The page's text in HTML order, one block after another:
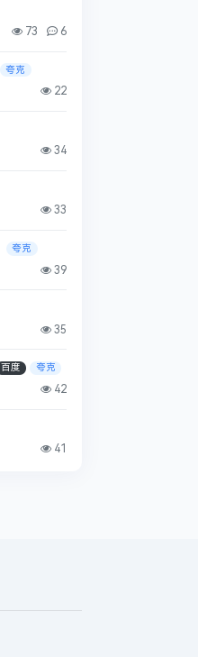
73 6
夸克
22
34
33
夸克
39
35
百度 夸克
42
41